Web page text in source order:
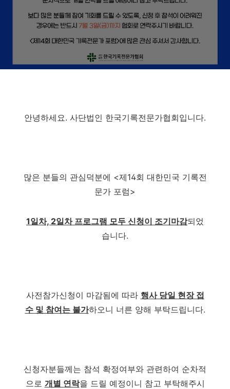
안녕하세요. 사단법인 한국기록전문가협회입니다.
많은 분들의 관심덕분에 <제14회 대한민국 기록전
문가 포럼>
1일차, 2일차 프로그램 모두 신청이 조기마감되었
습니다.
사전참가신청이 마감됨에 따라 행사 당일 현장 접
수 및 참여는 불가하오니 너른 양해 부탁드립니다.
신청자분들께는 참석 확정여부와 관련하여 순차적
으로 개별 연락을 드릴 예정이니 참고 부탁해주시